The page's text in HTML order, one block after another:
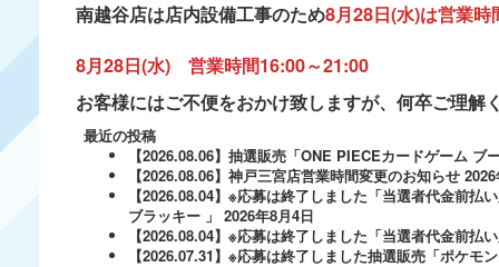
南越谷店は店内設備工事のため8月28日(水)は営業
8月28日(水) 営業時間16:00～21:00
お客様にはご不便をおかけ致しますが、何卒ご理解
最近の投稿
【2026.08.06】抽選販売「ONE PIECEカードゲーム ブ
【2026.08.06】神戸三宮店営業時間変更のお知らせ
【2026.08.04】※応募は終了しました「当選者代金前
ブラッキー 」 2026年8月4日
【2026.08.04】※応募は終了しました「当選者代金前
【2026.07.31】※応募は終了しました抽選販売「ポケ